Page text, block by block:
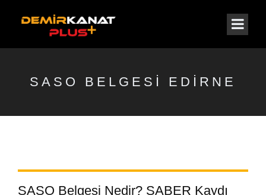
SASO BELGESI EDIRNE
SASO Belgesi Nedir? SABER Kaydı